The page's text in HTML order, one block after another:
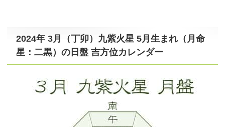
2024年 3月（丁卯）九紫火星 5月生まれ（月命
星：二黒）の日盤 吉方位カレンダー